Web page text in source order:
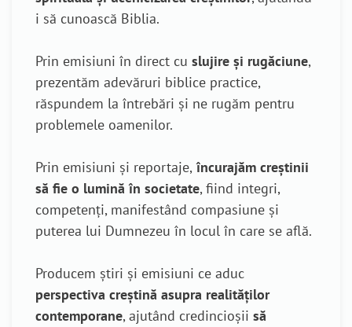
i să cunoască Biblia.
Prin emisiuni în direct cu slujire și rugăciune,
prezentăm adevăruri biblice practice,
răspundem la întrebări și ne rugăm pentru
problemele oamenilor.
Prin emisiuni și reportaje,încurajăm creștinii
să fie o lumină în societate, fiind integri,
competenți, manifestând compasiune și
puterea lui Dumnezeu în locul în care se află.
Producem știri și emisiuni ce aduc
perspectiva creștină asupra realităților
contemporane, ajutând credincioșii să